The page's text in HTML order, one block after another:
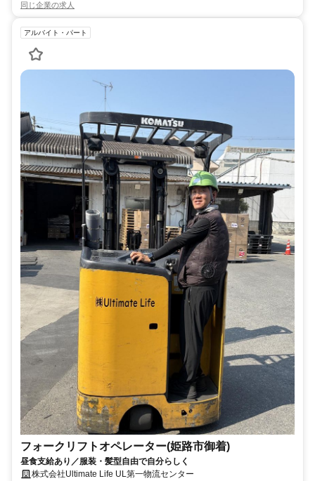
同じ企業の求人
アルバイト・パート
フォークリフトオペレーター(姫路市御着)
昼食支給あり／服装・髪型自由で自分らしく
株式会社Ultimate Life UL第一物流センター